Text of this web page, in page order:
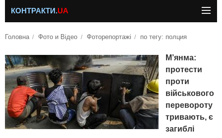
КОНТРАКТИ.UA
Головна Фото и Відео Фоторепортажі по тегу: полция
М’янма:
протести
проти
військового
перевороту
тривають, є
загиблі